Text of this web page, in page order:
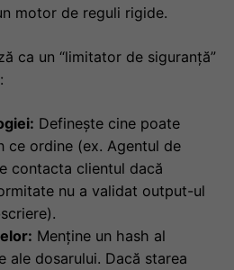
motor de reguli rigide.
ca un “limitator de siguranță”
Definește cine poate
ce ordine (ex. Agentul de
contacta clientul dacă
nu a validat output-ul
Menține un hash al
ale dosarului. Dacă starea